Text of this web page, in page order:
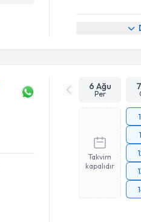
6 Ağu
Per
Takvim
kapalıdır